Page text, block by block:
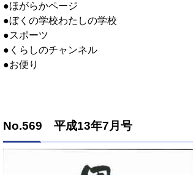
●ほがらかページ
●ぼくの学校わたしの学校
●スポーツ
●くらしのチャンネル
●お便り
No.569 平成13年7月号